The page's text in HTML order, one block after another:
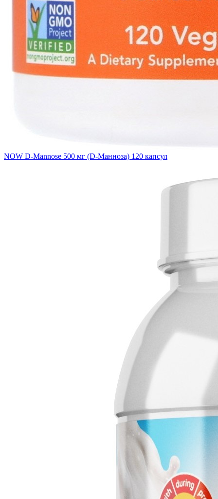
NOW D-Mannose 500 мг (D-Манноза) 120 капсул